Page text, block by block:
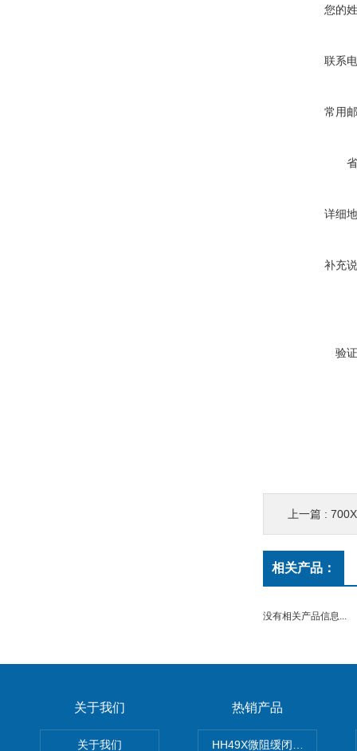
您的
联系
常用
详细
补充
验
上一篇 :
相关产品：
没有相关产品信息...
关于我们
关于我们
热销产品
HH49X微阻缓闭蝶式止回阀